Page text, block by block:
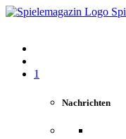
1
Nachrichten